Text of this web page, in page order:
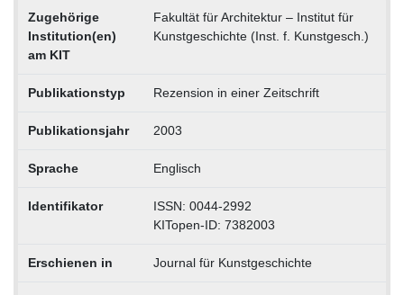
Zugehörige
Institution(en)
am KIT
Fakultät für Architektur – Institut für
Kunstgeschichte (Inst. f. Kunstgesch.)
Publikationstyp Rezension in einer Zeitschrift
Publikationsjahr 2003
Sprache Englisch
Identifikator
ISSN: 0044-2992
KITopen-ID: 7382003
Erschienen in Journal für Kunstgeschichte